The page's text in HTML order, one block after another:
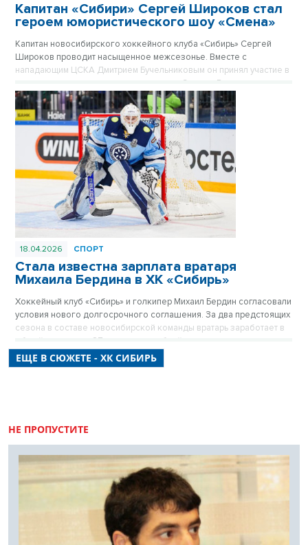
Капитан «Сибири» Сергей Широков стал
героем юмористического шоу «Смена»
Капитан новосибирского хоккейного клуба «Сибирь» Сергей
Широков проводит насыщенное межсезонье. Вместе с
нападающим ЦСКА Дмитрием Бучельниковым он принял участие в
новом выпуске юмористического шоу «Смена». В компании
популярных комиков Евгения Чебаткова и Алексея Стаховича
хоккеист примерил на себя роль актера, обсудил завершение
карьеры и поделился планами на лето.
18.04.2026 СПОРТ
Стала известна зарплата вратаря
Михаила Бердина в ХК «Сибирь»
Хоккейный клуб «Сибирь» и голкипер Михаил Бердин согласовали
условия нового долгосрочного соглашения. За два предстоящих
сезона в составе новосибирской команды вратарь заработает в
общей сложности 87 миллионов рублей, что делает его одним из
самых высокооплачиваемых игроков клуба.
ЕЩЕ В СЮЖЕТЕ - ХК СИБИРЬ
НЕ ПРОПУСТИТЕ